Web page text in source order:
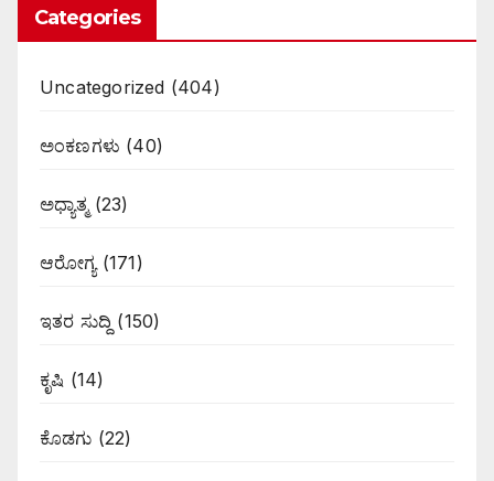
Categories
Uncategorized (404)
ಅಂಕಣಗಳು (40)
ಅಧ್ಯಾತ್ಮ(23)
ಆರೋಗ್ಯ(171)
ಇತರ ಸುದ್ದಿ (150)
ಕೃಷಿ (14)
ಕೊಡಗು (22)